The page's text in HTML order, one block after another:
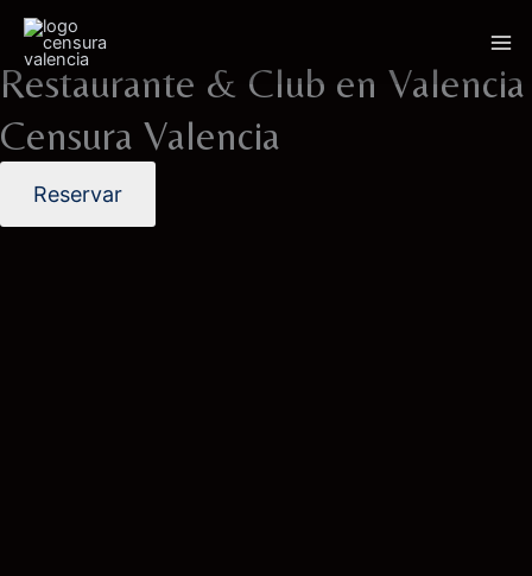
contenido
Restaurante & Club en Valencia
Censura Valencia
Reservar